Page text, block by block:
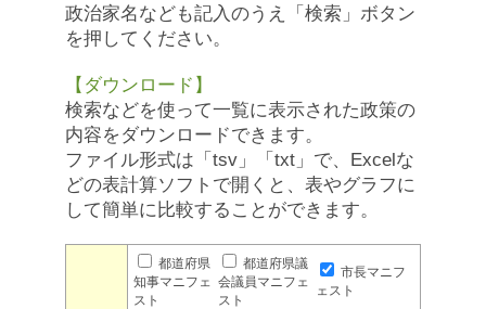
政治家名なども記入のうえ「検索」ボタン
を押してください。
【ダウンロード】
検索などを使って一覧に表示された政策の
内容をダウンロードできます。
ファイル形式は「tsv」「txt」で、Excelな
どの表計算ソフトで開くと、表やグラフに
して簡単に比較することができます。
都道府県
知事マニフェ
スト
都道府県議
会議員マニフェ
スト
市長マニフ
ェスト